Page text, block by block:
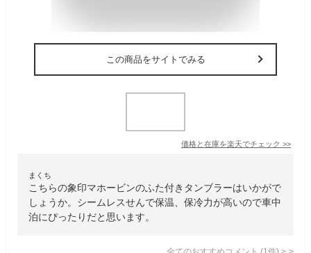
この商品をサイトでみる
価格と在庫を楽天でチェック >>
まくち
こちらの象印マホービンのふた付きタンブラーはいかがで
しょうか。シームレスせんで保温、保冷力が高いので車中
泊にぴったりだと思います。
全てのおすすめコメント (1 件) >